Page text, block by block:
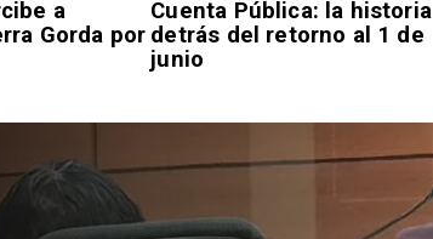
a
Gorda por
Cuenta Pública: la historia
detrás del retorno al 1 de
junio